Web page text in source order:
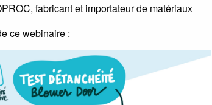
fabricant et importateur de matériaux
ce webinaire :